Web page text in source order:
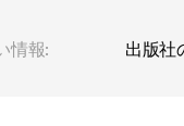
情報: 出版社